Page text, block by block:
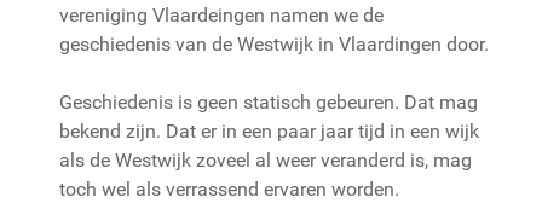
vereniging Vlaardeingen namen we de
geschiedenis van de Westwijk in Vlaardingen door.
Geschiedenis is geen statisch gebeuren. Dat mag
bekend zijn. Dat er in een paar jaar tijd in een wijk
als de Westwijk zoveel al weer veranderd is, mag
toch wel als verrassend ervaren worden.